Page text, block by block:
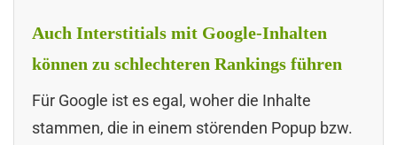
Auch Interstitials mit Google-Inhalten
können zu schlechteren Rankings führen
Für Google ist es egal, woher die Inhalte
stammen, die in einem störenden Popup bzw.